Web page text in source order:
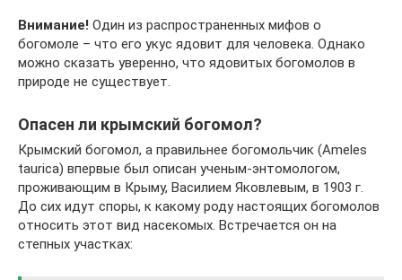
Внимание! Один из распространенных мифов о
богомоле – что его укус ядовит для человека. Однако
можно сказать уверенно, что ядовитых богомолов в
природе не существует.
Опасен ли крымский богомол?
Крымский богомол, а правильнее богомольчик (Ameles
taurica) впервые был описан ученым-энтомологом,
проживающим в Крыму, Василием Яковлевым, в 1903 г.
До сих идут споры, к какому роду настоящих богомолов
относить этот вид насекомых. Встречается он на
степных участках: